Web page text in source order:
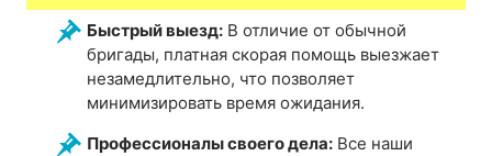
Быстрый выезд: В отличие от обычной
бригады, платная скорая помощь выезжает
незамедлительно, что позволяет
минимизировать время ожидания.
Профессионалы своего дела: Все наши